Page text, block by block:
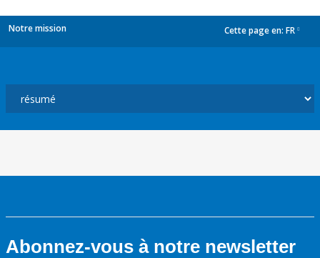
Notre mission Cette page en: FR
Abonnez-vous à notre newsletter